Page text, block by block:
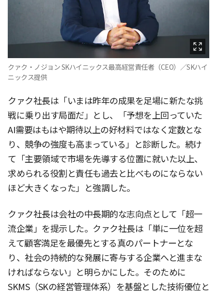
クァク・ノジョン SKハイニックス最高経営責任者（CEO）／SKハイ
ニックス提供
クァク社長は「いまは昨年の成果を足場に新たな挑
戦に乗り出す局面だ」とし、「予想を上回っていた
AI需要はもはや期待以上の好材料ではなく定数とな
り、競争の強度も高まっている」と診断した。続け
て「主要領域で市場を先導する位置に就いた以上、
求められる役割と責任も過去と比べものにならない
ほど大きくなった」と強調した。
クァク社長は会社の中長期的な志向点として「超一
流企業」を提示した。クァク社長は「単に一位を超
えて顧客満足を最優先とする真のパートナーとな
り、社会の持続的な発展に寄与する企業へと進まな
ければならない」と明らかにした。そのために
SKMS（SKの経営管理体系）を基盤とした技術優位と